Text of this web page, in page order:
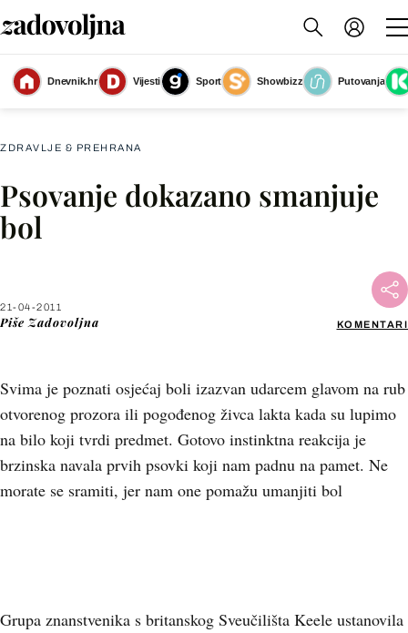
Dnevnik.hr Vijesti Sport Showbizz
Putovanja
Slika nije dostupna
ZDRAVLJE & PREHRANA
Psovanje dokazano smanjuje
bol
21-04-2011
Piše Zadovoljna KOMENTARI
Svima je poznati osjećaj boli izazvan udarcem glavom na rub
otvorenog prozora ili pogođenog živca lakta kada su lupimo
na bilo koji tvrdi predmet. Gotovo instinktna reakcija je
brzinska navala prvih psovki koji nam padnu na pamet. Ne
morate se sramiti, jer nam one pomažu umanjiti bol
Facebook
Grupa znanstvenika s britanskog Sveučilišta Keele ustanovila